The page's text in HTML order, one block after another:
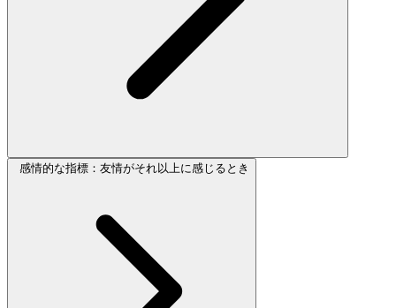
感情的な指標：友情がそれ以上に感じるとき